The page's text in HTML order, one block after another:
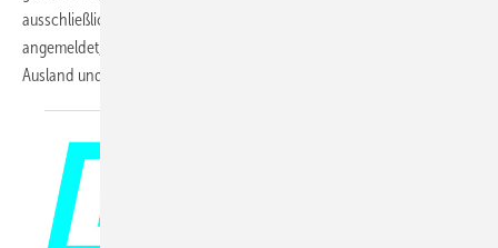
ausschließlich mit dem Fachprogramm. 340 Gäste hatten sich
angemeldet, davon kamen 43 Teilnehmer aus dem europäischen
Ausland und den